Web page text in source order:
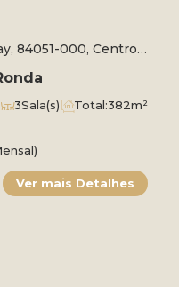
84051-000, Centro,
3Sala(s) Total:382m²